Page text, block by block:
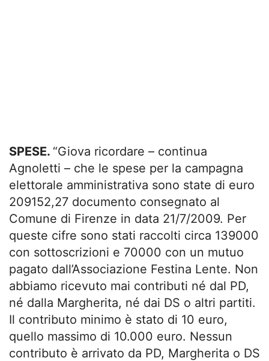
SPESE. “Giova ricordare – continua
Agnoletti – che le spese per la campagna
elettorale amministrativa sono state di euro
209152,27 documento consegnato al
Comune di Firenze in data 21/7/2009. Per
queste cifre sono stati raccolti circa 139000
con sottoscrizioni e 70000 con un mutuo
pagato dall’Associazione Festina Lente. Non
abbiamo ricevuto mai contributi né dal PD,
né dalla Margherita, né dai DS o altri partiti.
Il contributo minimo è stato di 10 euro,
quello massimo di 10.000 euro. Nessun
contributo è arrivato da PD, Margherita o DS